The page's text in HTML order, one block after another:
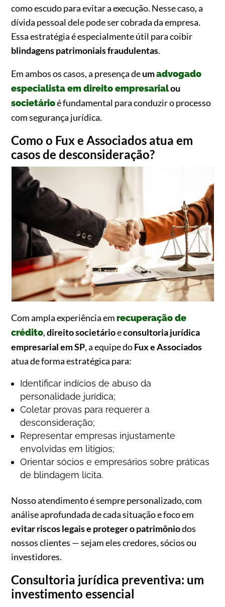
como escudo para evitar a execução. Nesse caso, a
dívida pessoal dele pode ser cobrada da empresa.
Essa estratégia é especialmente útil para coibir
blindagens patrimoniais fraudulentas.
Em ambos os casos, a presença deumadvogado
especialista em direito empresarialou
societárioé fundamental para conduzir o processo
com segurança jurídica.
Como o Fux e Associados atua em
casos de desconsideração?
Com ampla experiência emrecuperação de
crédito,direito societárioeconsultoria jurídica
empresarial em SP, a equipe doFux e Associados
atua de forma estratégica para:
Identificar indícios de abuso da
personalidade jurídica;
Coletar provas para requerer a
desconsideração;
Representar empresas injustamente
envolvidas em litígios;
Orientar sócios e empresários sobre práticas
de blindagem lícita.
Nosso atendimento é sempre personalizado, com
análise aprofundada de cada situação e foco em
evitar riscos legais e proteger o patrimôniodos
nossos clientes — sejam eles credores, sócios ou
investidores.
Consultoria jurídica preventiva: um
investimento essencial